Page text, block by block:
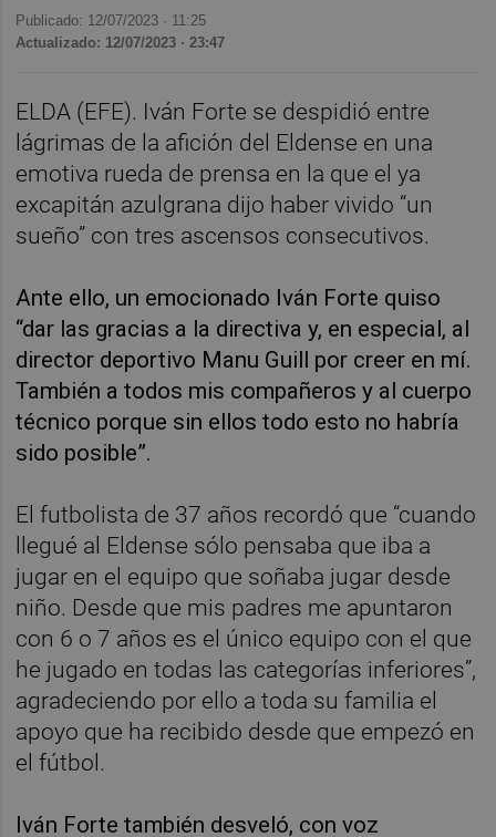
Publicado: 12/07/2023 · 11:25
Actualizado: 12/07/2023 · 23:47
ELDA (EFE). Iván Forte se despidió entre
lágrimas de la afición del Eldense en una
emotiva rueda de prensa en la que el ya
excapitán azulgrana dijo haber vivido “un
sueño” con tres ascensos consecutivos.
Ante ello, un emocionado Iván Forte quiso
“dar las gracias a la directiva y, en especial, al
director deportivo Manu Guill por creer en mí.
También a todos mis compañeros y al cuerpo
técnico porque sin ellos todo esto no habría
sido posible”.
El futbolista de 37 años recordó que “cuando
llegué al Eldense sólo pensaba que iba a
jugar en el equipo que soñaba jugar desde
niño. Desde que mis padres me apuntaron
con 6 o 7 años es el único equipo con el que
he jugado en todas las categorías inferiores”,
agradeciendo por ello a toda su familia el
apoyo que ha recibido desde que empezó en
el fútbol.
Iván Forte también desveló, con voz